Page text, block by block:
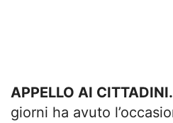
APPELLO AI CITTADINI.
giorni ha avuto